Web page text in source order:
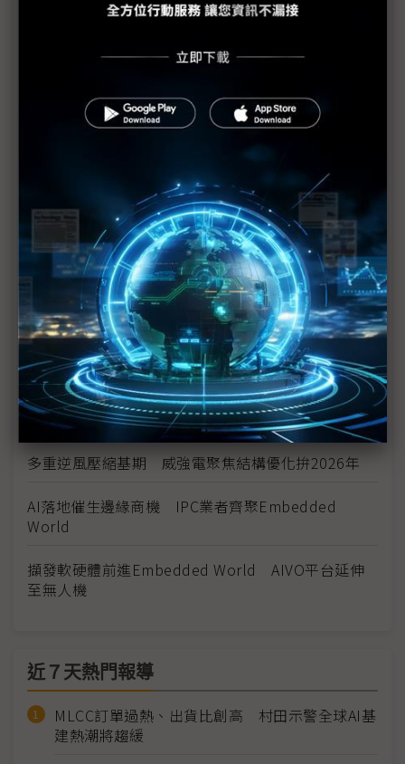
2026秀身手
聯發科Genio平台3奈米新旗艦登場 鎖定最高階AIoT
影像處理需求
直擊Embedded World台廠參展數之最 完整供應鏈
Microchip營運長剖析邊緣AI發展 應與「章魚」9個
大腦看齊
研華串聯晶片大廠 構築邊緣運算生態
十銓與威強電參展Embedded World 2026 記憶體
出貨動能3月重啟
積極布局軍工智造醫療利基市場 維田樂觀看2026營
收成長
多重逆風壓縮基期 威強電聚焦結構優化拚2026年
AI落地催生邊緣商機 IPC業者齊聚Embedded
World
擷發軟硬體前進Embedded World AIVO平台延伸
至無人機
近７天熱門報導
MLCC訂單過熱、出貨比創高 村田示警全球AI基
建熱潮將趨緩